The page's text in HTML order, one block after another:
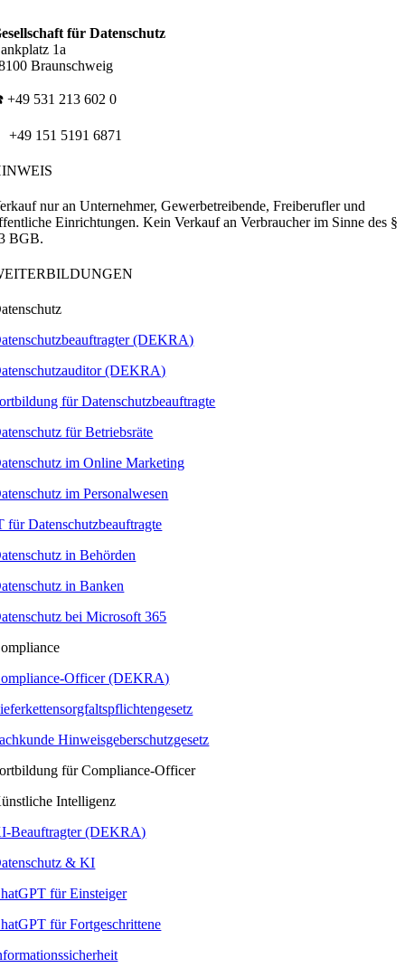
für Datenschutz
1a
Braunschweig
+49 531 213 602 0
+49 151 5191 6871
nur an Unternehmer, Gewerbetreibende, Freiberufler und
Einrichtungen. Kein Verkauf an Verbraucher im Sinne des §
BGB.
(DEKRA)
(DEKRA)
für Datenschutzbeauftragte
für Betriebsräte
im Online Marketing
im Personalwesen
für Datenschutzbeauftragte
in Behörden
in Banken
bei Microsoft 365
Officer (DEKRA)
Hinweisgeberschutzgesetz
für Compliance-Officer
Intelligenz
Beauftragter (DEKRA)
& KI
für Einsteiger
für Fortgeschrittene